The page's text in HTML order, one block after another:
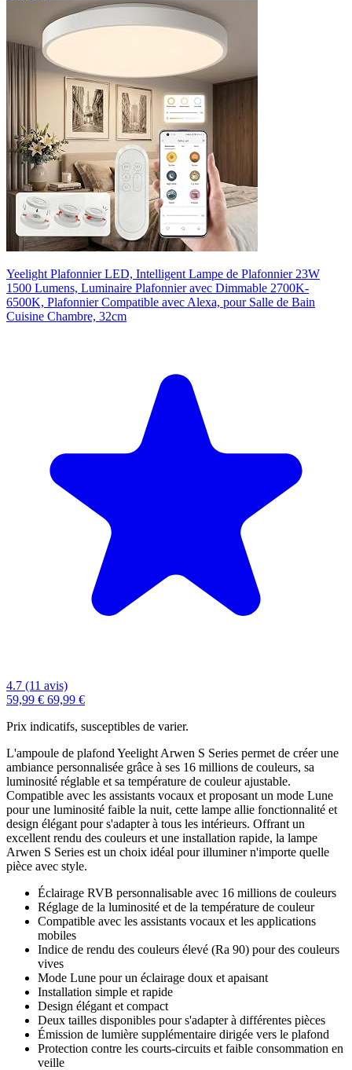
Yeelight Plafonnier LED, Intelligent Lampe de Plafonnier 23W
1500 Lumens, Luminaire Plafonnier avec Dimmable 2700K-
6500K, Plafonnier Compatible avec Alexa, pour Salle de Bain
Cuisine Chambre, 32cm
4.7 (11 avis)
59,99 € 69,99 €
Prix indicatifs, susceptibles de varier.
L'ampoule de plafond Yeelight Arwen S Series permet de créer une
ambiance personnalisée grâce à ses 16 millions de couleurs, sa
luminosité réglable et sa température de couleur ajustable.
Compatible avec les assistants vocaux et proposant un mode Lune
pour une luminosité faible la nuit, cette lampe allie fonctionnalité et
design élégant pour s'adapter à tous les intérieurs. Offrant un
excellent rendu des couleurs et une installation rapide, la lampe
Arwen S Series est un choix idéal pour illuminer n'importe quelle
pièce avec style.
Éclairage RVB personnalisable avec 16 millions de couleurs
Réglage de la luminosité et de la température de couleur
Compatible avec les assistants vocaux et les applications
mobiles
Indice de rendu des couleurs élevé (Ra 90) pour des couleurs
vives
Mode Lune pour un éclairage doux et apaisant
Installation simple et rapide
Design élégant et compact
Deux tailles disponibles pour s'adapter à différentes pièces
Émission de lumière supplémentaire dirigée vers le plafond
Protection contre les courts-circuits et faible consommation en
veille